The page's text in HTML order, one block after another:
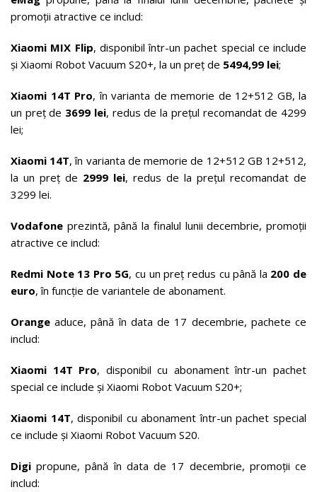
promoții atractive ce includ:
Xiaomi MIX Flip, disponibil într-un pachet special ce include
și Xiaomi Robot Vacuum S20+, la un preț de 5494,99 lei;
Xiaomi 14T Pro, în varianta de memorie de 12+512 GB, la
un preț de 3699 lei, redus de la prețul recomandat de 4299
lei;
Xiaomi 14T, în varianta de memorie de 12+512 GB 12+512,
la un preț de 2999 lei, redus de la prețul recomandat de
3299 lei.
Vodafone prezintă, până la finalul lunii decembrie, promoții
atractive ce includ:
Redmi Note 13 Pro 5G, cu un preț redus cu până la 200 de
euro, în funcție de variantele de abonament.
Orangeaduce, până în data de 17 decembrie, pachete ce
includ:
Xiaomi 14T Pro, disponibil cu abonament într-un pachet
special ce include și Xiaomi Robot Vacuum S20+;
Xiaomi 14T, disponibil cu abonament într-un pachet special
ce include și Xiaomi Robot Vacuum S20.
Digipropune, până în data de 17 decembrie, promoții ce
includ: